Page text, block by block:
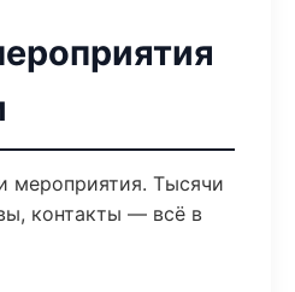
мероприятия. Тысячи
контакты — всё в